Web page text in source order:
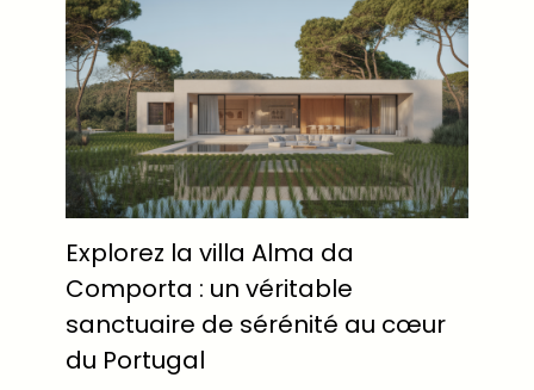
Explorez la villa Alma da
Comporta : un véritable
sanctuaire de sérénité au cœur
du Portugal